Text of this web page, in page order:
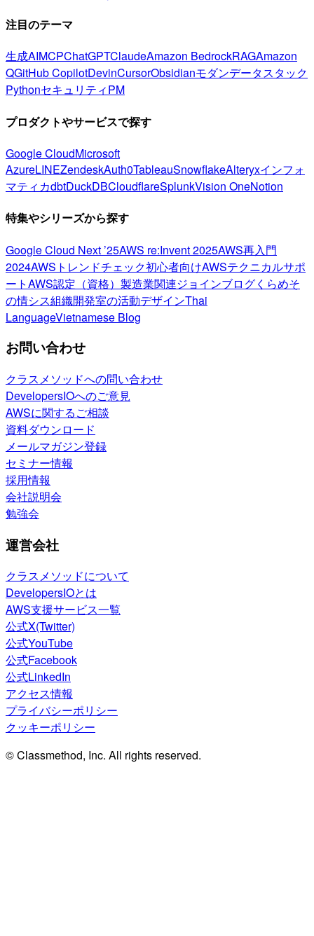
注目のテーマ
生成AIMCPChatGPTClaudeAmazon BedrockRAGAmazon
QGitHub CopilotDevinCursorObsidianモダンデータスタック
PythonセキュリティPM
プロダクトやサービスで探す
Google CloudMicrosoft
AzureLINEZendeskAuth0TableauSnowflakeAlteryxインフォ
マティカdbtDuckDBCloudflareSplunkVision OneNotion
特集やシリーズから探す
Google Cloud Next ’25AWS re:Invent 2025AWS再入門
2024AWSトレンドチェック初心者向けAWSテクニカルサポ
ートAWS認定（資格） 製造業関連ジョインブログくらめそ
の情シス組織開発室の活動デザインThai
LanguageVietnamese Blog
お問い合わせ
クラスメソッドへの問い合わせ
DevelopersIOへのご意見
AWSに関するご相談
資料ダウンロード
メールマガジン登録
セミナー情報
採用情報
会社説明会
勉強会
運営会社
クラスメソッドについて
DevelopersIOとは
AWS支援サービス一覧
公式X(Twitter)
公式YouTube
公式Facebook
公式LinkedIn
アクセス情報
プライバシーポリシー
クッキーポリシー
© Classmethod, Inc. All rights reserved.